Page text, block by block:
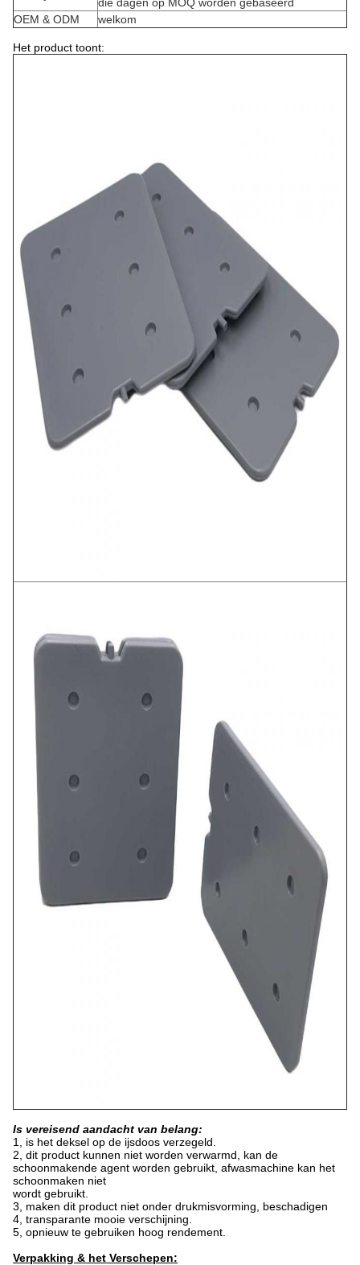
OEM & ODM
welkom
Het product toont:
Is vereisend aandacht van belang:
1, is het deksel op de ijsdoos verzegeld.
2, dit product kunnen niet worden verwarmd, kan de
schoonmakende agent worden gebruikt, afwasmachine kan het
schoonmaken niet
wordt gebruikt.
3, maken dit product niet onder drukmisvorming, beschadigen
4, transparante mooie verschijning.
5, opnieuw te gebruiken hoog rendement.
Verpakking & het Verschepen: